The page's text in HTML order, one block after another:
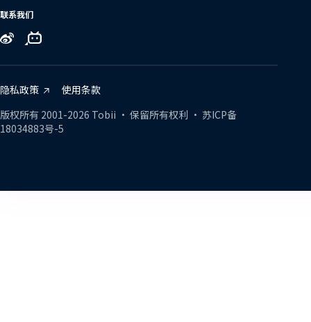
联系我们
Tobii
Weibo
Tobii
Zhihu
Tobii
Bilibili
隐私政策
使用条款
版权所有 2001-2026 Tobii • 保留所有权利 • 苏ICP备
18034883号-5